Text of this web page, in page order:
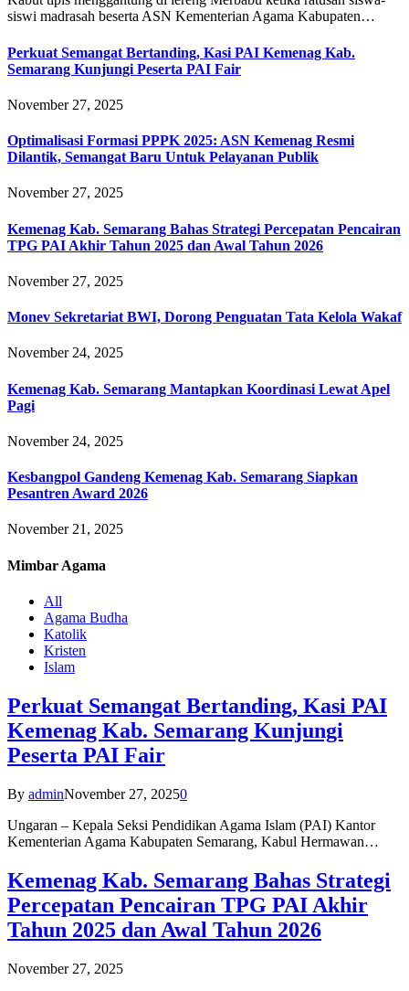
siswi madrasah beserta ASN Kementerian Agama Kabupaten…
Perkuat Semangat Bertanding, Kasi PAI Kemenag Kab.
Semarang Kunjungi Peserta PAI Fair
November 27, 2025
Optimalisasi Formasi PPPK 2025: ASN Kemenag Resmi
Dilantik, Semangat Baru Untuk Pelayanan Publik
November 27, 2025
Kemenag Kab. Semarang Bahas Strategi Percepatan Pencairan
TPG PAI Akhir Tahun 2025 dan Awal Tahun 2026
November 27, 2025
Monev Sekretariat BWI, Dorong Penguatan Tata Kelola Wakaf
November 24, 2025
Kemenag Kab. Semarang Mantapkan Koordinasi Lewat Apel
Pagi
November 24, 2025
Kesbangpol Gandeng Kemenag Kab. Semarang Siapkan
Pesantren Award 2026
November 21, 2025
Mimbar Agama
All
Agama Budha
Katolik
Kristen
Islam
Perkuat Semangat Bertanding, Kasi PAI
Kemenag Kab. Semarang Kunjungi
Peserta PAI Fair
By adminNovember 27, 20250
Ungaran – Kepala Seksi Pendidikan Agama Islam (PAI) Kantor
Kementerian Agama Kabupaten Semarang, Kabul Hermawan…
Kemenag Kab. Semarang Bahas Strategi
Percepatan Pencairan TPG PAI Akhir
Tahun 2025 dan Awal Tahun 2026
November 27, 2025